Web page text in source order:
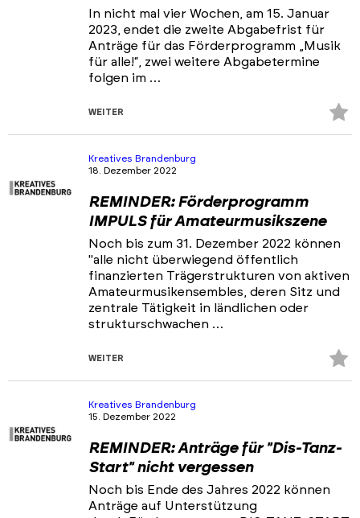
In nicht mal vier Wochen, am 15. Januar
2023, endet die zweite Abgabefrist für
Anträge für das Förderprogramm „Musik
für alle!“, zwei weitere Abgabetermine
folgen im …
WEITER
Kreatives Brandenburg
18. Dezember 2022
REMINDER: Förderprogramm
IMPULS für Amateurmusikszene
Noch bis zum 31. Dezember 2022 können
"alle nicht überwiegend öffentlich
finanzierten Trägerstrukturen von aktiven
Amateurmusikensembles, deren Sitz und
zentrale Tätigkeit in ländlichen oder
strukturschwachen …
WEITER
Kreatives Brandenburg
15. Dezember 2022
REMINDER: Anträge für "Dis-Tanz-
Start" nicht vergessen
Noch bis Ende des Jahres 2022 können
Anträge auf Unterstützung